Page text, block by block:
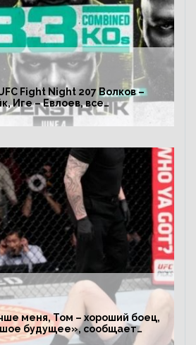
Fight Night 207 Волков –
Иге – Евлоев, все
турнира ЮФС ФН 207
меня, Том – хороший боец,
будущее», сообщает
Аспиналлу